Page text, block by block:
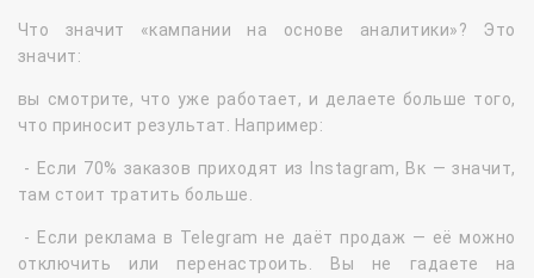
Что значит «кампании на основе аналитики»? Это
значит:
вы смотрите, что уже работает, и делаете больше того,
что приносит результат. Например:
- Если 70% заказов приходят из Instagram, Вк — значит,
там стоит тратить больше.
- Если реклама в Telegram не даёт продаж — её можно
отключить или перенастроить. Вы не гадаете на